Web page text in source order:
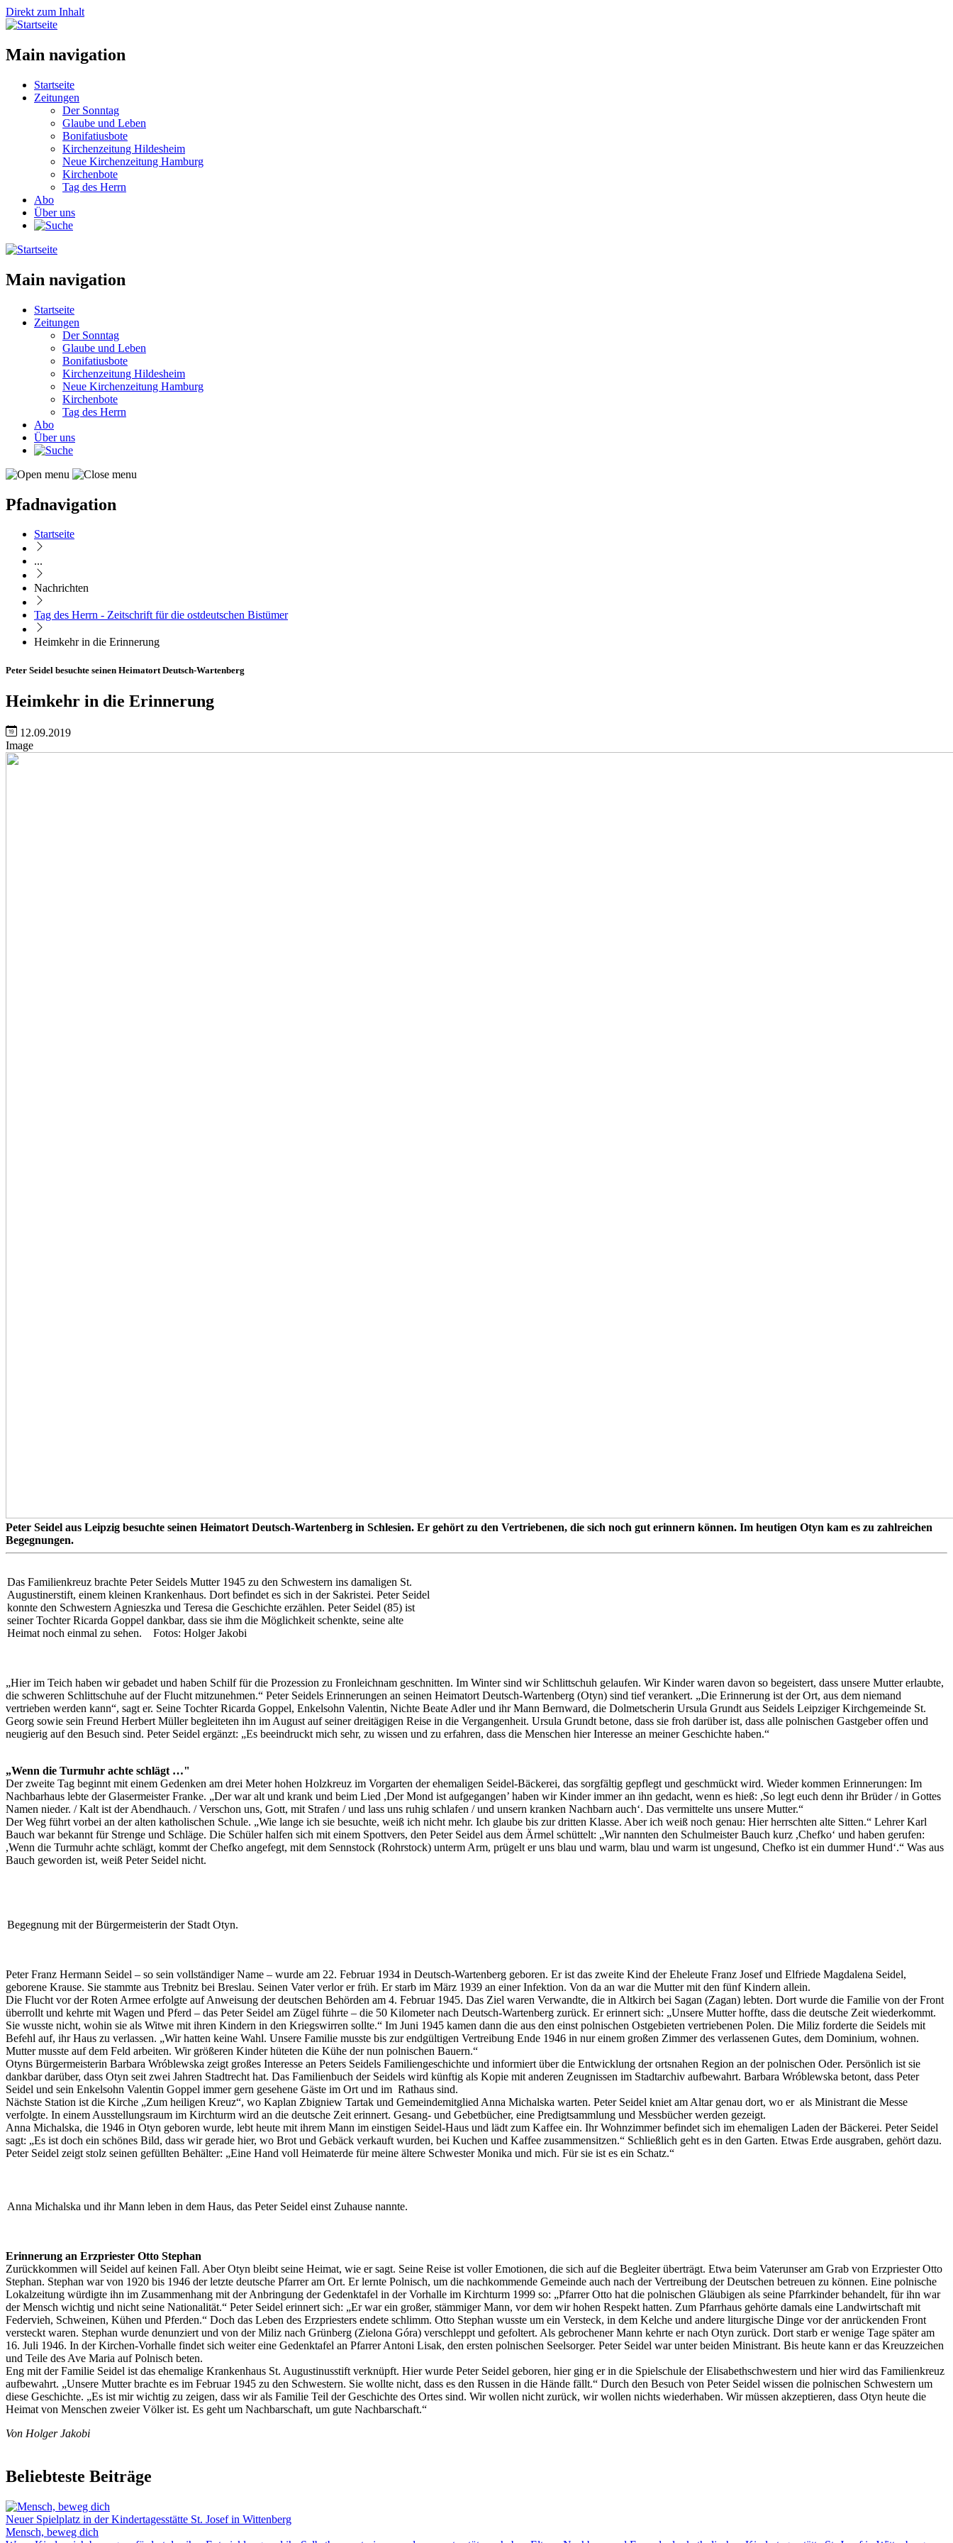
Direkt zum Inhalt
Main navigation
Startseite
Zeitungen
Der Sonntag
Glaube und Leben
Bonifatiusbote
Kirchenzeitung Hildesheim
Neue Kirchenzeitung Hamburg
Kirchenbote
Tag des Herrn
Abo
Über uns
Main navigation
Startseite
Zeitungen
Der Sonntag
Glaube und Leben
Bonifatiusbote
Kirchenzeitung Hildesheim
Neue Kirchenzeitung Hamburg
Kirchenbote
Tag des Herrn
Abo
Über uns
Pfadnavigation
Startseite
...
Nachrichten
Tag des Herrn - Zeitschrift für die ostdeutschen Bistümer
Heimkehr in die Erinnerung
Peter Seidel besuchte seinen Heimatort Deutsch-Wartenberg
Heimkehr in die Erinnerung
12.09.2019
Image
Peter Seidel aus Leipzig besuchte seinen Heimatort Deutsch-Wartenberg in Schlesien. Er gehört zu den Vertriebenen, die sich noch gut erinnern können. Im heutigen Otyn kam es zu zahlreichen
Begegnungen.
Das Familienkreuz brachte Peter Seidels Mutter 1945 zu den Schwestern ins damaligen St.
Augustinerstift, einem kleinen Krankenhaus. Dort befindet es sich in der Sakristei. Peter Seidel
konnte den Schwestern Agnieszka und Teresa die Geschichte erzählen. Peter Seidel (85) ist
seiner Tochter Ricarda Goppel dankbar, dass sie ihm die Möglichkeit schenkte, seine alte
Heimat noch einmal zu sehen. Fotos: Holger Jakobi
„Hier im Teich haben wir gebadet und haben Schilf für die Prozession zu Fronleichnam geschnitten. Im Winter sind wir Schlittschuh gelaufen. Wir Kinder waren davon so begeistert, dass unsere Mutter erlaubte,
die schweren Schlittschuhe auf der Flucht mitzunehmen.“ Peter Seidels Erinnerungen an seinen Heimatort Deutsch-Wartenberg (Otyn) sind tief verankert. „Die Erinnerung ist der Ort, aus dem niemand
vertrieben werden kann“, sagt er. Seine Tochter Ricarda Goppel, Enkelsohn Valentin, Nichte Beate Adler und ihr Mann Bernward, die Dolmetscherin Ursula Grundt aus Seidels Leipziger Kirchgemeinde St.
Georg sowie sein Freund Herbert Müller begleiteten ihn im August auf seiner dreitägigen Reise in die Vergangenheit. Ursula Grundt betone, dass sie froh darüber ist, dass alle polnischen Gastgeber offen und
neugierig auf den Besuch sind. Peter Seidel ergänzt: „Es beeindruckt mich sehr, zu wissen und zu erfahren, dass die Menschen hier Interesse an meiner Geschichte haben.“
„Wenn die Turmuhr achte schlägt …"
Der zweite Tag beginnt mit einem Gedenken am drei Meter hohen Holzkreuz im Vorgarten der ehemaligen Seidel-Bäckerei, das sorgfältig gepflegt und geschmückt wird. Wieder kommen Erinnerungen: Im
Nachbarhaus lebte der Glasermeister Franke. „Der war alt und krank und beim Lied ,Der Mond ist aufgegangen’ haben wir Kinder immer an ihn gedacht, wenn es hieß: ,So legt euch denn ihr Brüder / in Gottes
Namen nieder. / Kalt ist der Abendhauch. / Verschon uns, Gott, mit Strafen / und lass uns ruhig schlafen / und unsern kranken Nachbarn auch‘. Das vermittelte uns unsere Mutter.“
Der Weg führt vorbei an der alten katholischen Schule. „Wie lange ich sie besuchte, weiß ich nicht mehr. Ich glaube bis zur dritten Klasse. Aber ich weiß noch genau: Hier herrschten alte Sitten.“ Lehrer Karl
Bauch war bekannt für Strenge und Schläge. Die Schüler halfen sich mit einem Spottvers, den Peter Seidel aus dem Ärmel schüttelt: „Wir nannten den Schulmeister Bauch kurz ,Chefko‘ und haben gerufen:
,Wenn die Turmuhr achte schlägt, kommt der Chefko angefegt, mit dem Sennstock (Rohrstock) unterm Arm, prügelt er uns blau und warm, blau und warm ist ungesund, Chefko ist ein dummer Hund‘.“ Was aus
Bauch geworden ist, weiß Peter Seidel nicht.
Begegnung mit der Bürgermeisterin der Stadt Otyn.
Peter Franz Hermann Seidel – so sein vollständiger Name – wurde am 22. Februar 1934 in Deutsch-Wartenberg geboren. Er ist das zweite Kind der Eheleute Franz Josef und Elfriede Magdalena Seidel,
geborene Krause. Sie stammte aus Trebnitz bei Breslau. Seinen Vater verlor er früh. Er starb im März 1939 an einer Infektion. Von da an war die Mutter mit den fünf Kindern allein.
Die Flucht vor der Roten Armee erfolgte auf Anweisung der deutschen Behörden am 4. Februar 1945. Das Ziel waren Verwandte, die in Altkirch bei Sagan (Zagan) lebten. Dort wurde die Familie von der Front
überrollt und kehrte mit Wagen und Pferd – das Peter Seidel am Zügel führte – die 50 Kilometer nach Deutsch-Wartenberg zurück. Er erinnert sich: „Unsere Mutter hoffte, dass die deutsche Zeit wiederkommt.
Sie wusste nicht, wohin sie als Witwe mit ihren Kindern in den Kriegswirren sollte.“ Im Juni 1945 kamen dann die aus den einst polnischen Ostgebieten vertriebenen Polen. Die Miliz forderte die Seidels mit
Befehl auf, ihr Haus zu verlassen. „Wir hatten keine Wahl. Unsere Familie musste bis zur endgültigen Vertreibung Ende 1946 in nur einem großen Zimmer des verlassenen Gutes, dem Dominium, wohnen.
Mutter musste auf dem Feld arbeiten. Wir größeren Kinder hüteten die Kühe der nun polnischen Bauern.“
Otyns Bürgermeisterin Barbara Wróblewska zeigt großes Interesse an Peters Seidels Familiengeschichte und informiert über die Entwicklung der ortsnahen Region an der polnischen Oder. Persönlich ist sie
dankbar darüber, dass Otyn seit zwei Jahren Stadtrecht hat. Das Familienbuch der Seidels wird künftig als Kopie mit anderen Zeugnissen im Stadtarchiv aufbewahrt. Barbara Wróblewska betont, dass Peter
Seidel und sein Enkelsohn Valentin Goppel immer gern gesehene Gäste im Ort und im Rathaus sind.
Nächste Station ist die Kirche „Zum heiligen Kreuz“, wo Kaplan Zbigniew Tartak und Gemeindemitglied Anna Michalska warten. Peter Seidel kniet am Altar genau dort, wo er als Ministrant die Messe
verfolgte. In einem Ausstellungsraum im Kirchturm wird an die deutsche Zeit erinnert. Gesang- und Gebetbücher, eine Predigtsammlung und Messbücher werden gezeigt.
Anna Michalska, die 1946 in Otyn geboren wurde, lebt heute mit ihrem Mann im einstigen Seidel-Haus und lädt zum Kaffee ein. Ihr Wohnzimmer befindet sich im ehemaligen Laden der Bäckerei. Peter Seidel
sagt: „Es ist doch ein schönes Bild, dass wir gerade hier, wo Brot und Gebäck verkauft wurden, bei Kuchen und Kaffee zusammensitzen.“ Schließlich geht es in den Garten. Etwas Erde ausgraben, gehört dazu.
Peter Seidel zeigt stolz seinen gefüllten Behälter: „Eine Hand voll Heimaterde für meine ältere Schwester Monika und mich. Für sie ist es ein Schatz.“
Anna Michalska und ihr Mann leben in dem Haus, das Peter Seidel einst Zuhause nannte.
Erinnerung an Erzpriester Otto Stephan
Zurückkommen will Seidel auf keinen Fall. Aber Otyn bleibt seine Heimat, wie er sagt. Seine Reise ist voller Emotionen, die sich auf die Begleiter überträgt. Etwa beim Vaterunser am Grab von Erzpriester Otto
Stephan. Stephan war von 1920 bis 1946 der letzte deutsche Pfarrer am Ort. Er lernte Polnisch, um die nachkommende Gemeinde auch nach der Vertreibung der Deutschen betreuen zu können. Eine polnische
Lokalzeitung würdigte ihn im Zusammenhang mit der Anbringung der Gedenktafel in der Vorhalle im Kirchturm 1999 so: „Pfarrer Otto hat die polnischen Gläubigen als seine Pfarrkinder behandelt, für ihn war
der Mensch wichtig und nicht seine Nationalität.“ Peter Seidel erinnert sich: „Er war ein großer, stämmiger Mann, vor dem wir hohen Respekt hatten. Zum Pfarrhaus gehörte damals eine Landwirtschaft mit
Federvieh, Schweinen, Kühen und Pferden.“ Doch das Leben des Erzpriesters endete schlimm. Otto Stephan wusste um ein Versteck, in dem Kelche und andere liturgische Dinge vor der anrückenden Front
versteckt waren. Stephan wurde denunziert und von der Miliz nach Grünberg (Zielona Góra) verschleppt und gefoltert. Als gebrochener Mann kehrte er nach Otyn zurück. Dort starb er wenige Tage später am
16. Juli 1946. In der Kirchen-Vorhalle findet sich weiter eine Gedenktafel an Pfarrer Antoni Lisak, den ersten polnischen Seelsorger. Peter Seidel war unter beiden Ministrant. Bis heute kann er das Kreuzzeichen
und Teile des Ave Maria auf Polnisch beten.
Eng mit der Familie Seidel ist das ehemalige Krankenhaus St. Augustinusstift verknüpft. Hier wurde Peter Seidel geboren, hier ging er in die Spielschule der Elisabethschwestern und hier wird das Familienkreuz
aufbewahrt. „Unsere Mutter brachte es im Februar 1945 zu den Schwestern. Sie wollte nicht, dass es den Russen in die Hände fällt.“ Durch den Besuch von Peter Seidel wissen die polnischen Schwestern um
diese Geschichte. „Es ist mir wichtig zu zeigen, dass wir als Familie Teil der Geschichte des Ortes sind. Wir wollen nicht zurück, wir wollen nichts wiederhaben. Wir müssen akzeptieren, dass Otyn heute die
Heimat von Menschen zweier Völker ist. Es geht um Nachbarschaft, um gute Nachbarschaft.“
Von Holger Jakobi
Beliebteste Beiträge
Neuer Spielplatz in der Kindertagesstätte St. Josef in Wittenberg
Mensch, beweg dich